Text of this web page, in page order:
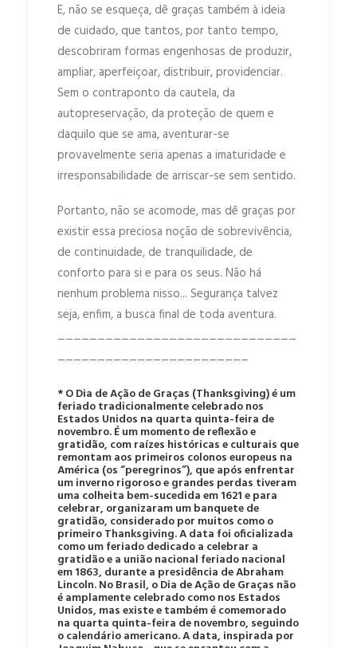
E, não se esqueça, dê graças também à ideia
de cuidado, que tantos, por tanto tempo,
descobriram formas engenhosas de produzir,
ampliar, aperfeiçoar, distribuir, providenciar.
Sem o contraponto da cautela, da
autopreservação, da proteção de quem e
daquilo que se ama, aventurar-se
provavelmente seria apenas a imaturidade e
irresponsabilidade de arriscar-se sem sentido.
Portanto, não se acomode, mas dê graças por
existir essa preciosa noção de sobrevivência,
de continuidade, de tranquilidade, de
conforto para si e para os seus. Não há
nenhum problema nisso... Segurança talvez
seja, enfim, a busca final de toda aventura.
______________________________
________________________
* O Dia de Ação de Graças (Thanksgiving) é um
feriado tradicionalmente celebrado nos
Estados Unidos na quarta quinta-feira de
novembro. É um momento de reflexão e
gratidão, com raízes históricas e culturais que
remontam aos primeiros colonos europeus na
América (os “peregrinos”), que após enfrentar
um inverno rigoroso e grandes perdas tiveram
uma colheita bem-sucedida em 1621 e para
celebrar, organizaram um banquete de
gratidão, considerado por muitos como o
primeiro Thanksgiving. A data foi oficializada
como um feriado dedicado a celebrar a
gratidão e a união nacional feriado nacional
em 1863, durante a presidência de Abraham
Lincoln. No Brasil, o Dia de Ação de Graças não
é amplamente celebrado como nos Estados
Unidos, mas existe e também é comemorado
na quarta quinta-feira de novembro, seguindo
o calendário americano. A data, inspirada por